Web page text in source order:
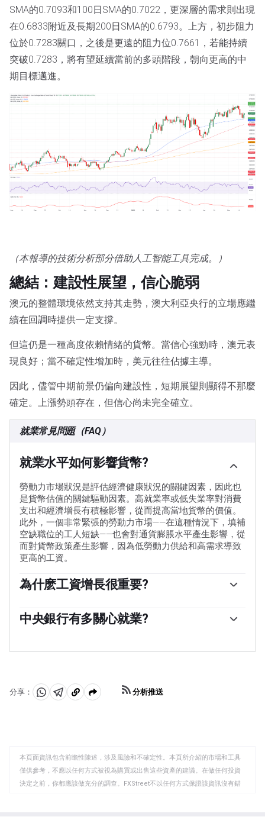
SMA的0.7093和100日SMA的0.7022，更深層的需求則出現
在0.6833附近及長期200日SMA的0.6793。上方，初步阻力
位於0.7283關口，之後是更遠的阻力位0.7661，若能持續
突破0.7283，將有望延續當前的多頭階段，朝向更高的中
期目標邁進。
（本報導的技術分析部分借助人工智能工具完成。）
總結：建設性展望，信心脆弱
澳元的整體環境依然支持其走勢，澳大利亞央行的立場應繼
續在回調時提供一定支撐。
但這仍是一種高度依賴情緒的貨幣。當信心強勁時，澳元表
現良好；當不確定性增加時，美元往往佔據主導。
因此，儘管中期前景仍偏向建設性，短期展望則顯得不那麼
確定。上漲勢頭存在，但信心尚未完全確立。
就業常見問題（FAQ）
就業水平如何影響貨幣?
勞動力市場狀況是評估經濟健康狀況的關鍵因素，因此也
是貨幣估值的關鍵驅動因素。高就業率或低失業率對消費
支出和經濟增長有積極影響，從而提高當地貨幣的價值。
此外，一個非常緊張的勞動力市場——在這種情況下，填補
空缺職位的工人短缺——也會對通貨膨脹水平產生影響，從
而對貨幣政策產生影響，因為低勞動力供給和高需求導致
更高的工資。
為什麽工資增長很重要?
高工資增長意味著家庭有更多的錢可以花，這通常會導致
消費品價格上漲。與能源價格等波動性更大的通脹來源不
為工資增長不太可能逆轉。世界各國央行在決定貨幣政策
中央銀行有多關心就業?
央行除了控製通脹水平外，還明確有與勞動力市場相關的
控製通貨膨脹。不過，不管他們有什麽任務，勞動力市場
狀況對決策者來說都是一個重要因素，因為它是衡量經濟
分享：
分 分 複
板
分析推送
本頁面資訊包含前瞻性陳述，涉及風險和不確定性。本頁所介紹的市場和工具
僅供參考，不應以任何方式被視為購買或出售這些資產的建議。在做任何投資
決定之前，你都應該做充分的調查。FXStreet不以任何方式保證該資訊沒有錯